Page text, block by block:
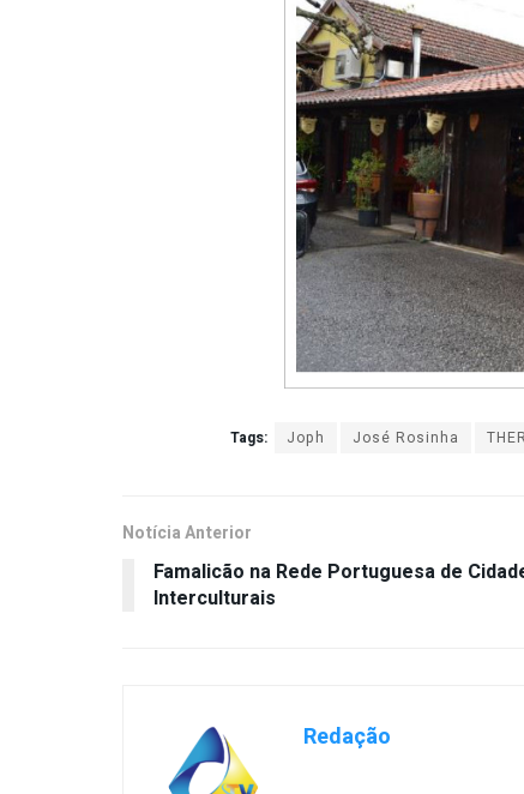
Tags: Joph José Rosinha
Notícia Anterior
Famalicão na Rede Portuguesa de
Interculturais
Redação